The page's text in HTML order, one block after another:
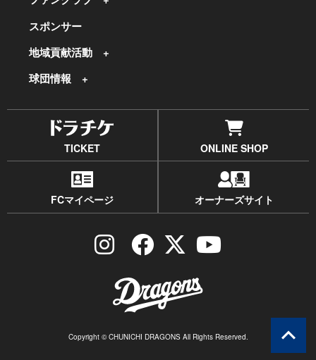
スポンサー
地域貢献活動
球団情報
TICKET ONLINE SHOP
FCマイページ オーナーズサイト
Copyright © CHUNICHI DRAGONS All Rights Reserved.